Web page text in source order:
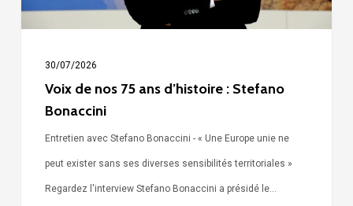
Stefano
Bonaccini
30/07/2026
Voix de nos 75 ans d’histoire : Stefano
Bonaccini
Entretien avec Stefano Bonaccini - « Une Europe unie ne
peut exister sans ses diverses sensibilités territoriales »
Regardez l'interview Stefano Bonaccini a présidé le…